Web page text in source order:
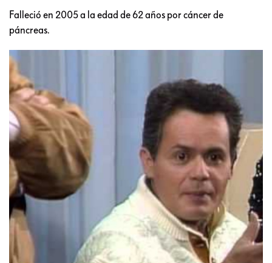
Falleció en 2005 a la edad de 62 años por cáncer de
páncreas.